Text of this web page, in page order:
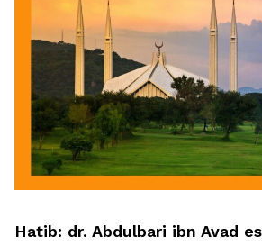
Hatib: dr. Abdulbari ibn Avad